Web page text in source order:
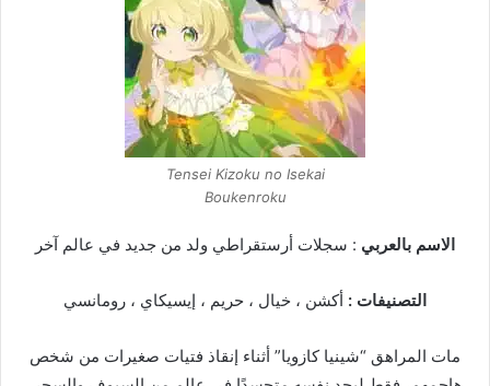
Tensei Kizoku no Isekai
Boukenroku
الاسم بالعربي : سجلات أرستقراطي ولد من جديد في عالم آخر
التصنيفات : أكشن ، خيال ، حريم ، إيسيكاي ، رومانسي
مات المراهق “شينيا كازويا” أثناء إنقاذ فتيات صغيرات من شخص